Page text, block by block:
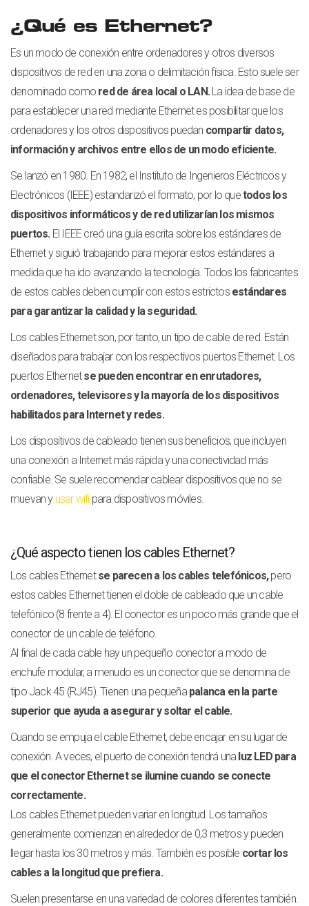
¿Qué es Ethernet?
Es un modo de conexión entre ordenadores y otros diversos
dispositivos de red en una zona o delimitación física. Esto suele ser
denominado como red de área local o LAN. La idea de base de
para establecer una red mediante Ethernet es posibilitar que los
ordenadores y los otros dispositivos puedan compartir datos,
información y archivos entre ellos de un modo eficiente.
Se lanzó en 1980. En 1982, el Instituto de Ingenieros Eléctricos y
Electrónicos (IEEE) estandarizó el formato, por lo quetodos los
dispositivos informáticos y de red utilizarían los mismos
puertos. El IEEE creó una guía escrita sobre los estándares de
Ethernet y siguió trabajando para mejorar estos estándares a
medida que ha ido avanzando la tecnología. Todos los fabricantes
de estos cables deben cumplir con estos estrictos estándares
para garantizar la calidad y la seguridad.
Los cables Ethernet son, por tanto, un tipo de cable de red. Están
diseñados para trabajar con los respectivos puertos Ethernet. Los
puertos Ethernetse pueden encontrar en enrutadores,
ordenadores, televisores y la mayoría de los dispositivos
habilitados para Internet y redes.
Los dispositivos de cableado tienen sus beneficios, que incluyen
una conexión a Internet más rápida y una conectividad más
confiable. Se suele recomendar cablear dispositivos que no se
muevan y usar wifipara dispositivos móviles.
¿Qué aspecto tienen los cables Ethernet?
Los cables Ethernetse parecen a los cables telefónicos,pero
estos cables Ethernet tienen el doble de cableado que un cable
telefónico (8 frente a 4). El conector es un poco más grande que el
conector de un cable de teléfono.
Al final de cada cable hay un pequeño conector a modo de
enchufe modular, a menudo es un conector que se denomina de
tipo Jack 45 (RJ45). Tienen una pequeña palanca en la parte
superior que ayuda a asegurar y soltar el cable.
Cuando se empuja el cable Ethernet, debe encajar en su lugar de
conexión. A veces, el puerto de conexión tendrá una luz LED para
que el conector Ethernet se ilumine cuando se conecte
correctamente.
Los cables Ethernet pueden variar en longitud. Los tamaños
generalmente comienzan en alrededor de 0,3 metros y pueden
llegar hasta los 30 metros y más. También es posible cortar los
cables a la longitud que prefiera.
Suelen presentarse en una variedad de colores diferentes también.